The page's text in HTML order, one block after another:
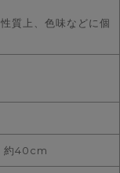
質上、色味などに個
約40cm